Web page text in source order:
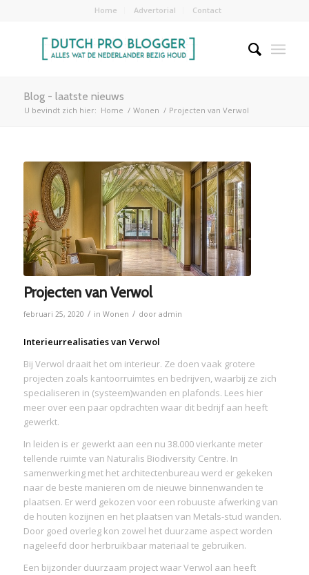
Home Advertorial Contact
Blog - laatste nieuws
U bevindt zich hier: Home / Wonen / Projecten van Verwol
Projecten van Verwol
februari 25, 2020 / in Wonen / door admin
Interieurrealisaties van Verwol
Bij Verwol draait het om interieur. Ze doen vaak grotere
projecten zoals kantoorruimtes en bedrijven, waarbij ze zich
specialiseren in (systeem)wanden en plafonds. Lees hier
meer over een paar opdrachten waar dit bedrijf aan heeft
gewerkt.
In leiden is er gewerkt aan een nu 38.000 vierkante meter
tellende ruimte van Naturalis Biodiversity Centre. In
samenwerking met het architectenbureau werd er gekeken
naar de beste manieren om de nieuwe binnenwanden te
plaatsen. Er werd gekozen voor een robuuste afwerking van
de houten kozijnen en het plaatsen van Metals-stud wanden.
Door goed overleg kon zowel het duurzame aspect worden
nageleefd door herbruikbaar materiaal te gebruiken.
Een bijzonder duurzaam project waar Verwol aan heeft